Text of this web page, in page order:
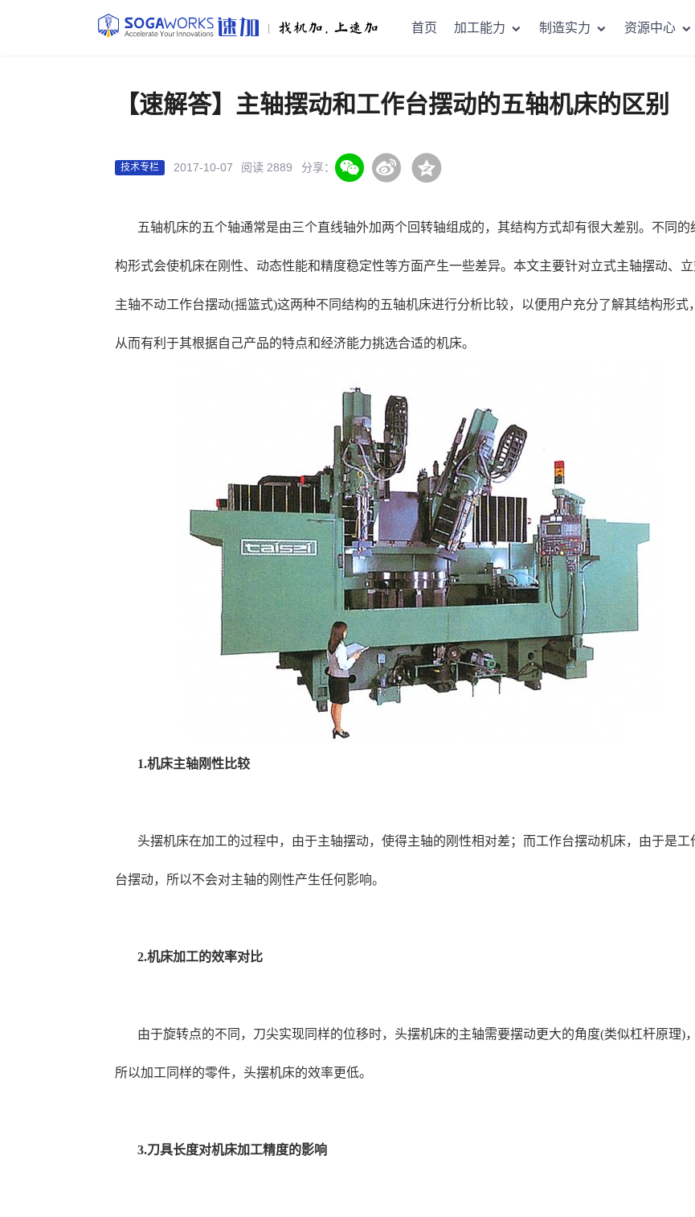
首页 加工能力 制造实力 资源中心
【速解答】主轴摆动和工作台摆动的五轴机床的区别
技术专栏 2017-10-07 阅读 2889 分享：
五轴机床的五个轴通常是由三个直线轴外加两个回转轴组成的，其结构方式却有很大差别。不同的
构形式会使机床在刚性、动态性能和精度稳定性等方面产生一些差异。本文主要针对立式主轴摆动、
主轴不动工作台摆动(摇篮式)这两种不同结构的五轴机床进行分析比较，以便用户充分了解其结构形式，
从而有利于其根据自己产品的特点和经济能力挑选合适的机床。
1.机床主轴刚性比较
头摆机床在加工的过程中，由于主轴摆动，使得主轴的刚性相对差；而工作台摆动机床，由于是工
台摆动，所以不会对主轴的刚性产生任何影响。
2.机床加工的效率对比
由于旋转点的不同，刀尖实现同样的位移时，头摆机床的主轴需要摆动更大的角度(类似杠杆原理)，
所以加工同样的零件，头摆机床的效率更低。
3.刀具长度对机床加工精度的影响